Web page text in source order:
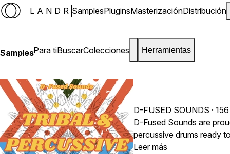
LANDR SamplesPluginsMasterizaciónDistribución
SamplesPara tiBuscarColecciones Herramientas
D-FUSED SOUNDS ·
D-Fused Sounds are
percussive drums ready
will get an assortment of
Leer más